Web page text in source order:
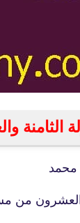
محمد
والعشرون من